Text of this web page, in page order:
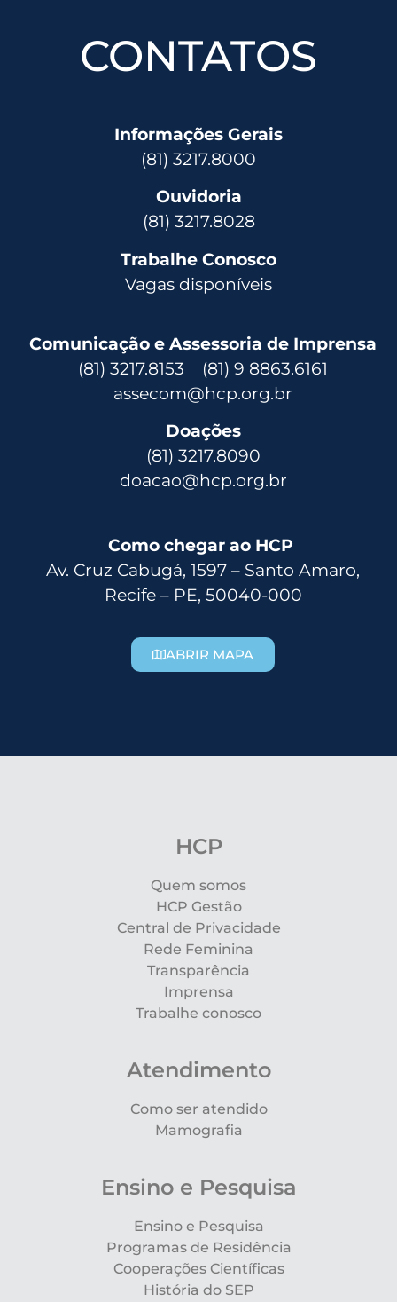
CONTATOS
Informações Gerais
(81) 3217.8000
Ouvidoria
(81) 3217.8028
Trabalhe Conosco
Vagas disponíveis
Comunicação e Assessoria de Imprensa
(81) 3217.8153 (81) 9 8863.6161
assecom@hcp.org.br
Doações
(81) 3217.8090
doacao@hcp.org.br
Como chegar ao HCP
Av. Cruz Cabugá, 1597 – Santo Amaro,
Recife – PE, 50040-000
ABRIR MAPA
HCP
Quem somos
HCP Gestão
Central de Privacidade
Rede Feminina
Transparência
Imprensa
Trabalhe conosco
Atendimento
Como ser atendido
Mamografia
Ensino e Pesquisa
Ensino e Pesquisa
Programas de Residência
Cooperações Científicas
História do SEP